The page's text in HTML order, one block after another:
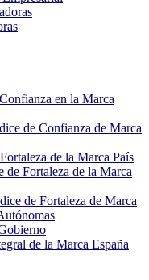
en la Marca
de Confianza de Marca
de la Marca País
Fortaleza de la Marca
de Fortaleza de Marca
de la Marca España